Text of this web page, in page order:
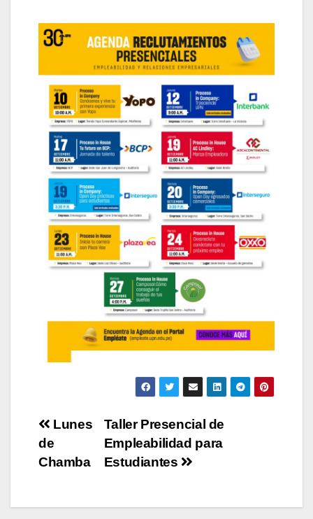
Navegación
de
Taller Presencial de
Empleabilidad para
Estudiantes
Lunes
de
Chamba